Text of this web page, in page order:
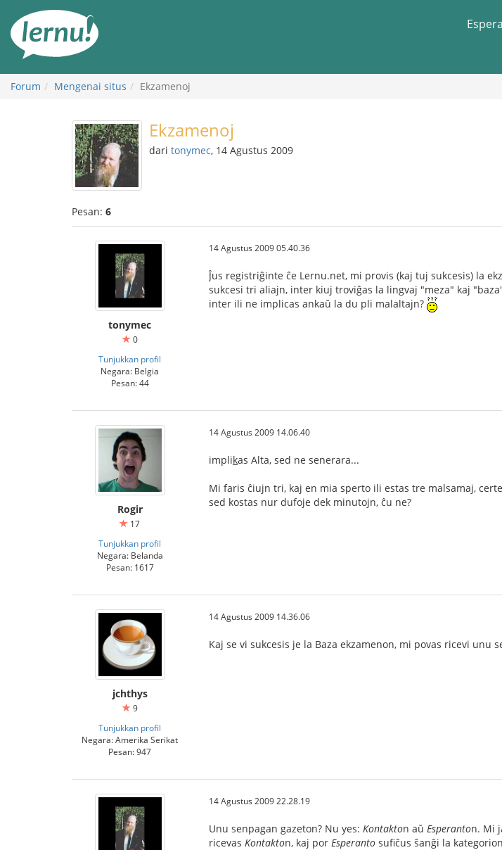
daftar
Forum Mengenai situs Ekzamenoj
Ekzamenoj
dari tonymec, 14 Agustus 2009
Pesan: 6
tonymec
0
Tunjukkan profil
Negara: Belgia
Pesan: 44
14 Agustus 2009 05.40.36
Ĵus registriĝinte ĉe Lernu.net, mi provis (kaj tuj sukcesis) la
sukcesi tri aliajn, inter kiuj troviĝas la lingvaj "meza" kaj
inter ili ne implicas ankaŭ la du pli malaltajn?
Rogir
17
Tunjukkan profil
Negara: Belanda
Pesan: 1617
14 Agustus 2009 14.06.40
implikas Alta, sed ne senerara...
Mi faris ĉiujn tri, kaj en mia sperto ili estas tre malsamaj,
sed kostas nur dufoje dek minutojn, ĉu ne?
jchthys
9
Tunjukkan profil
Negara: Amerika Serikat
Pesan: 947
14 Agustus 2009 14.36.06
Kaj se vi sukcesis je la Baza ekzamenon, mi povas ricevi unu
14 Agustus 2009 22.28.19
Unu senpagan gazeton? Nu yes: Kontakton aŭ Esperanton. Mi
ricevas Kontakton, kaj por Esperanto sufiĉus ŝanĝi la